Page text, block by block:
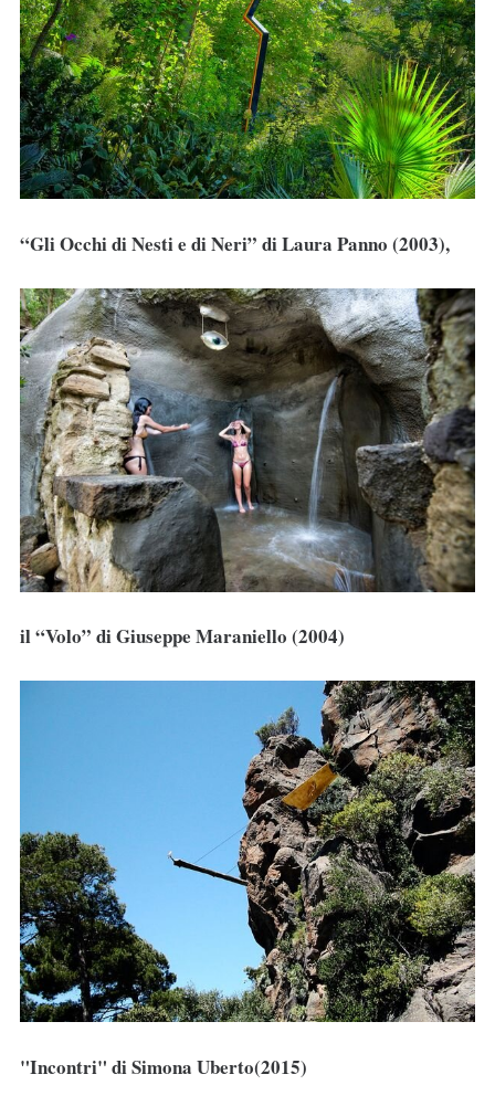
“Gli Occhi di Nesti e di Neri” di Laura Panno (2003),
il “Volo” di Giuseppe Maraniello (2004)
"Incontri" di Simona Uberto(2015)